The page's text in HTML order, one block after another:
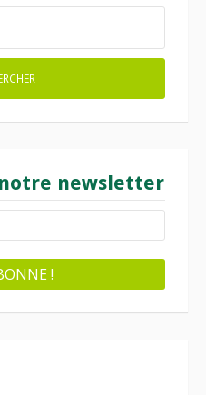
newsletter